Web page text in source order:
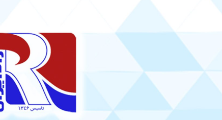
مقایسه چیدمان خطی و مثلثی در
کویل های فین تیوب
نحوه جوشش مبرد در اواپراتور –
کویل فین‌تیوب
مرداد 13, 1405